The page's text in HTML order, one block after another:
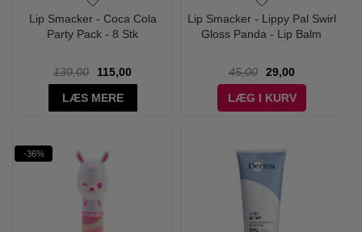
Lip Smacker - Coca Cola
Party Pack - 8 Stk
139,00
115,00
LÆS MERE
Lip Smacker - Lippy Pal Swirl
Gloss Panda - Lip Balm
45,00
29,00
LÆG I KURV
-36%